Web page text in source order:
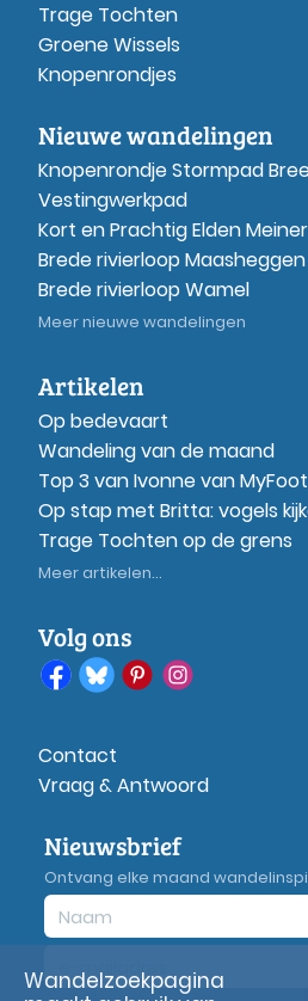
Trage Tochten
Groene Wissels
Knopenrondjes
Nieuwe wandelingen
Knopenrondje Stormpad
Vestingwerkpad
Kort en Prachtig Elden
Brede rivierloop Maasheggen
Brede rivierloop Wamel
Meer nieuwe wandelingen
Artikelen
Op bedevaart
Wandeling van de maand
Top 3 van Ivonne van
Op stap met Britta: vogels
Trage Tochten op de grens
Meer artikelen...
Volg ons
Contact
Vraag & Antwoord
Nieuwsbrief
Ontvang elke maand
Wandelzoekpagina